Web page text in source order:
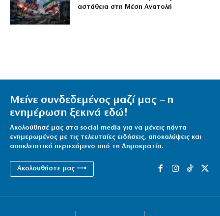
αστάθεια στη Μέση Ανατολή
Μείνε συνδεδεμένος μαζί μας – η
ενημέρωση ξεκινά εδώ!
Ακολούθησέ μας στα social media για να μένεις πάντα
ενημερωμένος με τις τελευταίες ειδήσεις, αποκαλύψεις και
αποκλειστικό περιεχόμενο από τη Δημοκρατία.
Ακολουθήστε μας ⟶